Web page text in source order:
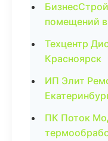
помещений
Техцентр
Красноярск
ИП Элит
ПК Поток